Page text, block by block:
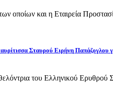
οποίων και η Εταιρεία
Σταυρού Ειρήνη Παπάζογλου
του Ελληνικού